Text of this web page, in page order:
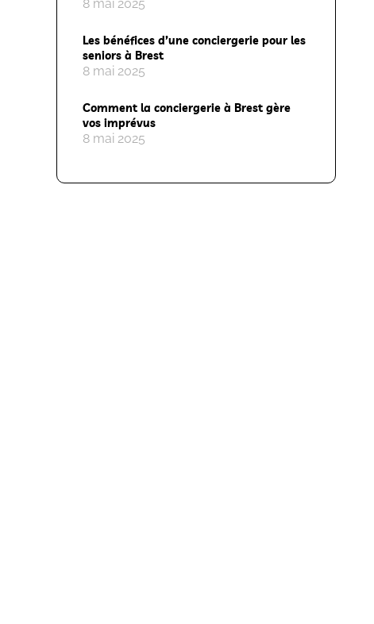
8 mai 2025
Les bénéfices d’une conciergerie pour les
seniors à Brest
8 mai 2025
Comment la conciergerie à Brest gère
vos imprévus
8 mai 2025